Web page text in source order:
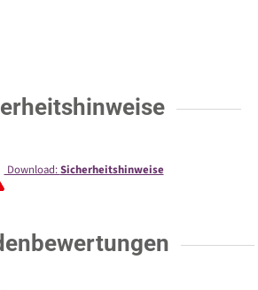
Download:Sicherheitshinweise